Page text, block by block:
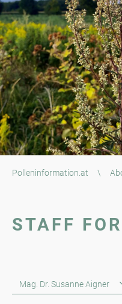
Polleninformation.at \
STAFF
Mag. Dr. Susanne Aigner